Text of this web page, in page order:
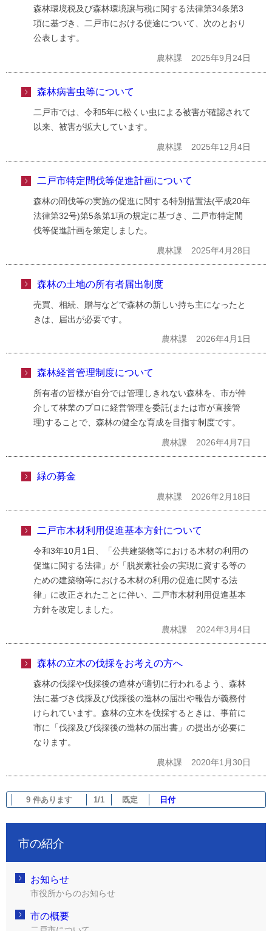
森林環境税及び森林環境譲与税に関する法律第34条第3
項に基づき、二戸市における使途について、次のとおり
公表します。
農林課 2025年9月24日
森林病害虫等について
二戸市では、令和5年に松くい虫による被害が確認されて
以来、被害が拡大しています。
農林課 2025年12月4日
二戸市特定間伐等促進計画について
森林の間伐等の実施の促進に関する特別措置法(平成20年
法律第32号)第5条第1項の規定に基づき、二戸市特定間
伐等促進計画を策定しました。
農林課 2025年4月28日
森林の土地の所有者届出制度
売買、相続、贈与などで森林の新しい持ち主になったと
きは、届出が必要です。
農林課 2026年4月1日
森林経営管理制度について
所有者の皆様が自分では管理しきれない森林を、市が仲
介して林業のプロに経営管理を委託(または市が直接管
理)することで、森林の健全な育成を目指す制度です。
農林課 2026年4月7日
緑の募金
農林課 2026年2月18日
二戸市木材利用促進基本方針について
令和3年10月1日、「公共建築物等における木材の利用の
促進に関する法律」が「脱炭素社会の実現に資する等の
ための建築物等における木材の利用の促進に関する法
律」に改正されたことに伴い、二戸市木材利用促進基本
方針を改定しました。
農林課 2024年3月4日
森林の立木の伐採をお考えの方へ
森林の伐採や伐採後の造林が適切に行われるよう、森林
法に基づき伐採及び伐採後の造林の届出や報告が義務付
けられています。森林の立木を伐採するときは、事前に
市に「伐採及び伐採後の造林の届出書」の提出が必要に
なります。
農林課 2020年1月30日
9 件あります 1/1 既定 日付
市の紹介
お知らせ
市役所からのお知らせ
市の概要